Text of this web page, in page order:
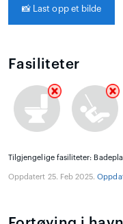
📸 Last opp et bilde
Fasiliteter
Tilgjengelige fasiliteter:
Oppdatert 25. Feb 2025.